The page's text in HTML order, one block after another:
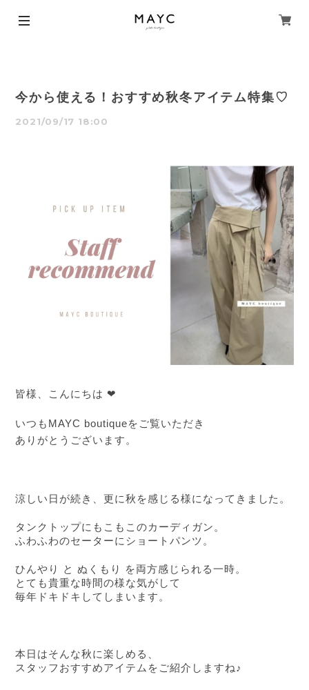
今から使える！おすすめ秋冬アイテム特集♡
2021/09/17 18:00
皆様、こんにちは ❤︎
いつもMAYC boutiqueをご覧いただき
ありがとうございます。
涼しい日が続き、更に秋を感じる様になってきました。
タンクトップにもこもこのカーディガン。
ふわふわのセーターにショートパンツ。
ひんやり と ぬくもり を両方感じられる一時。
とても貴重な時間の様な気がして
毎年ドキドキしてしまいます。
本日はそんな秋に楽しめる、
スタッフおすすめアイテムをご紹介しますね♪